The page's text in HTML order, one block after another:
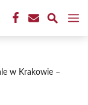
w Krakowie –